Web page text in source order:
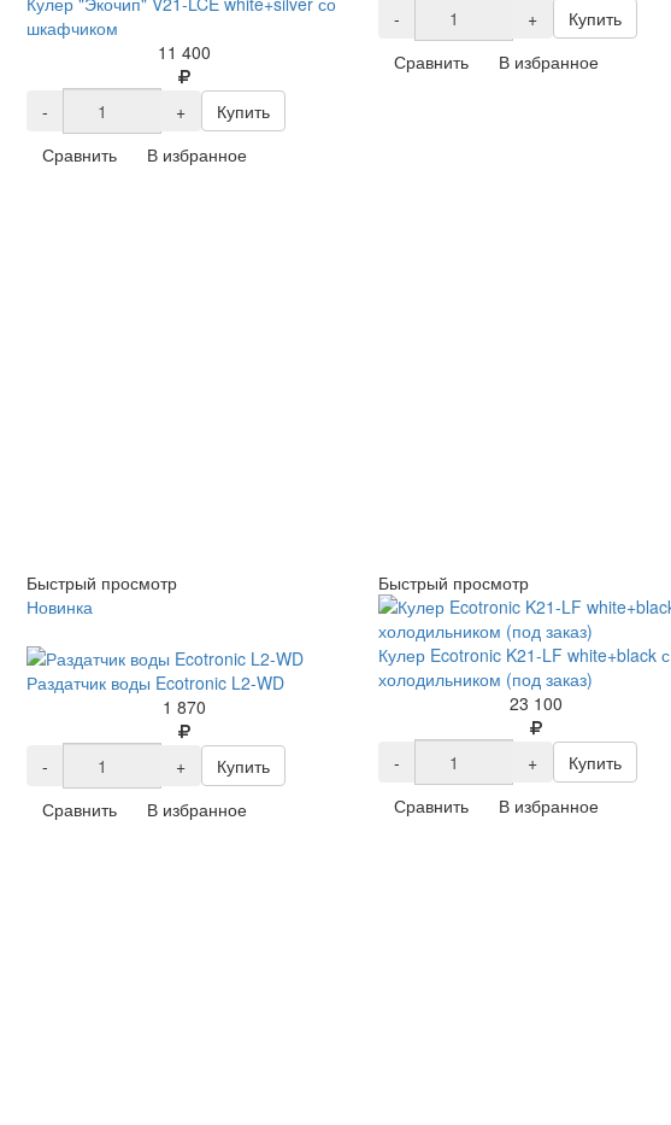
шкафчиком
11 400
- +
Купить
Сравнить
В избранное
- +
Купить
Сравнить
В избранное
Быстрый просмотр
Новинка
Раздатчик воды Ecotronic L2-WD
1 870
- +
Купить
Сравнить
В избранное
Быстрый просмотр
Кулер Ecotronic K21-LF white+black с
холодильником (под заказ)
23 100
- +
Купить
Сравнить
В избранное